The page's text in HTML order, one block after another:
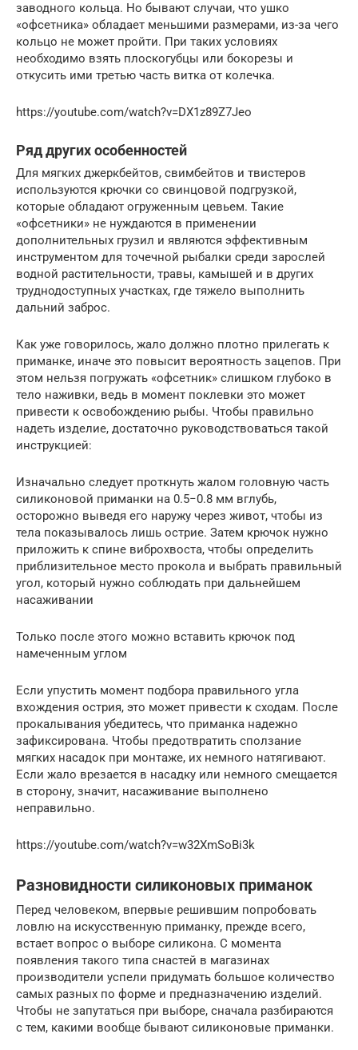
заводного кольца. Но бывают случаи, что ушко
«офсетника» обладает меньшими размерами, из-за чего
кольцо не может пройти. При таких условиях
необходимо взять плоскогубцы или бокорезы и
откусить ими третью часть витка от колечка.
https://youtube.com/watch?v=DX1z89Z7Jeo
Ряд других особенностей
Для мягких джеркбейтов, свимбейтов и твистеров
используются крючки со свинцовой подгрузкой,
которые обладают огруженным цевьем. Такие
«офсетники» не нуждаются в применении
дополнительных грузил и являются эффективным
инструментом для точечной рыбалки среди зарослей
водной растительности, травы, камышей и в других
труднодоступных участках, где тяжело выполнить
дальний заброс.
Как уже говорилось, жало должно плотно прилегать к
приманке, иначе это повысит вероятность зацепов. При
этом нельзя погружать «офсетник» слишком глубоко в
тело наживки, ведь в момент поклевки это может
привести к освобождению рыбы. Чтобы правильно
надеть изделие, достаточно руководствоваться такой
инструкцией:
Изначально следует проткнуть жалом головную часть
силиконовой приманки на 0.5−0.8 мм вглубь,
осторожно выведя его наружу через живот, чтобы из
тела показывалось лишь острие. Затем крючок нужно
приложить к спине виброхвоста, чтобы определить
приблизительное место прокола и выбрать правильный
угол, который нужно соблюдать при дальнейшем
насаживании
Только после этого можно вставить крючок под
намеченным углом
Если упустить момент подбора правильного угла
вхождения острия, это может привести к сходам. После
прокалывания убедитесь, что приманка надежно
зафиксирована. Чтобы предотвратить сползание
мягких насадок при монтаже, их немного натягивают.
Если жало врезается в насадку или немного смещается
в сторону, значит, насаживание выполнено
неправильно.
https://youtube.com/watch?v=w32XmSoBi3k
Разновидности силиконовых приманок
Перед человеком, впервые решившим попробовать
ловлю на искусственную приманку, прежде всего,
встает вопрос о выборе силикона. С момента
появления такого типа снастей в магазинах
производители успели придумать большое количество
самых разных по форме и предназначению изделий.
Чтобы не запутаться при выборе, сначала разбираются
с тем, какими вообще бывают силиконовые приманки.